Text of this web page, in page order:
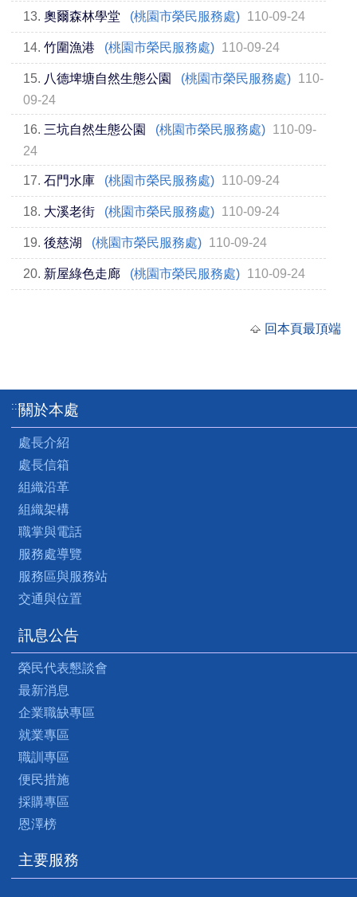
13. 奧爾森林學堂 (桃園市榮民服務處) 110-09-24
14. 竹圍漁港 (桃園市榮民服務處) 110-09-24
15. 八德埤塘自然生態公園 (桃園市榮民服務處) 110-
09-24
16. 三坑自然生態公園 (桃園市榮民服務處) 110-09-
24
17. 石門水庫 (桃園市榮民服務處) 110-09-24
18. 大溪老街 (桃園市榮民服務處) 110-09-24
19. 後慈湖 (桃園市榮民服務處) 110-09-24
20. 新屋綠色走廊 (桃園市榮民服務處) 110-09-24
回本頁最頂端
:::關於本處
處長介紹
處長信箱
組織沿革
組織架構
職掌與電話
服務處導覽
服務區與服務站
交通與位置
訊息公告
榮民代表懇談會
最新消息
企業職缺專區
就業專區
職訓專區
便民措施
採購專區
恩澤榜
主要服務